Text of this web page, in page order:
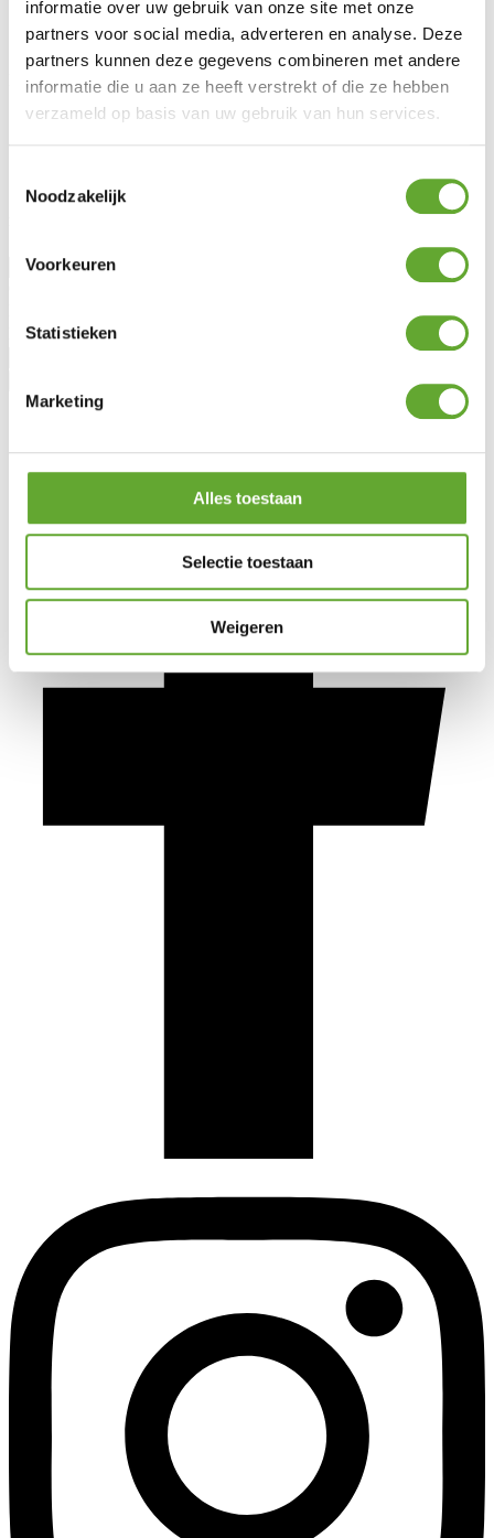
informatie over uw gebruik van onze site met onze
partners voor social media, adverteren en analyse. Deze
partners kunnen deze gegevens combineren met andere
informatie die u aan ze heeft verstrekt of die ze hebben
verzameld op basis van uw gebruik van hun services.
Noodzakelijk
Voorkeuren
Statistieken
Marketing
Alles toestaan
Selectie toestaan
Weigeren
Entretien & garantie
Demander des conseils
MR Solar
À propos de nous
Nom